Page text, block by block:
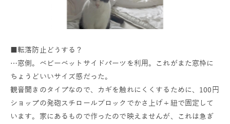
■転落防止どうする？
…窓側。ベビーベットサイドパーツを利用。これがまた窓枠に
ちょうどいいサイズ感だった。
観音開きのタイプなので、カギを触れにくくするために、100円
ショップの発砲スチロールブロックでかさ上げ＋紐で固定して
います。家にあるもので作ったので映えませんが、これは急ぎ